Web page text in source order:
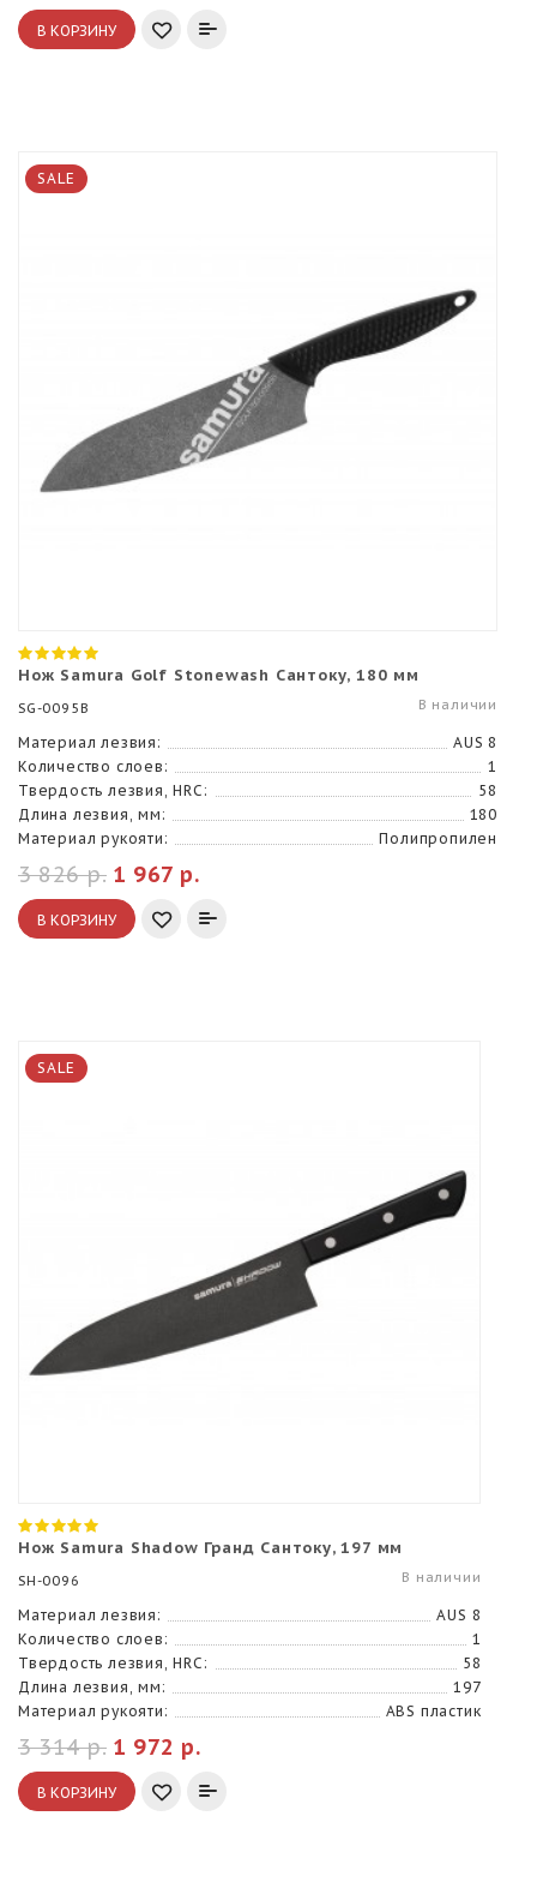
В КОРЗИНУ
SALE
Нож Samura Golf Stonewash Сантоку, 180 мм
SG-0095B В наличии
Материал лезвия:
AUS 8
Количество слоев:
1
Твердость лезвия, HRC:
58
Длина лезвия, мм:
180
Материал рукояти:
Полипропилен
1 967 р.
3 826 р.
В КОРЗИНУ
SALE
Нож Samura Shadow Гранд Сантоку, 197 мм
SH-0096 В наличии
Материал лезвия:
AUS 8
Количество слоев:
1
Твердость лезвия, HRC:
58
Длина лезвия, мм:
197
Материал рукояти:
ABS пластик
1 972 р.
3 314 р.
В КОРЗИНУ